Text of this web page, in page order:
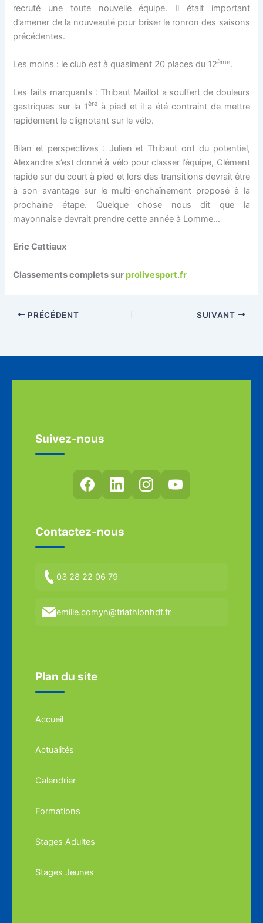
recruté une toute nouvelle équipe. Il était important
d’amener de la nouveauté pour briser le ronron des saisons
précédentes.
Les moins : le club est à quasiment 20 places du 12ème.
Les faits marquants : Thibaut Maillot a souffert de douleurs
gastriques sur la 1èreà pied et il a été contraint de mettre
rapidement le clignotant sur le vélo.
Bilan et perspectives : Julien et Thibaut ont du potentiel,
Alexandre s’est donné à vélo pour classer l’équipe, Clément
rapide sur du court à pied et lors des transitions devrait être
à son avantage sur le multi-enchaînement proposé à la
prochaine étape. Quelque chose nous dit que la
mayonnaise devrait prendre cette année à Lomme…
Eric Cattiaux
Classements complets surprolivesport.fr
PRÉCÉDENT SUIVANT
Suivez-nous
Contactez-nous
03 28 22 06 79
emilie.comyn@triathlonhdf.fr
Plan du site
Accueil
Actualités
Calendrier
Formations
Stages Adultes
Stages Jeunes